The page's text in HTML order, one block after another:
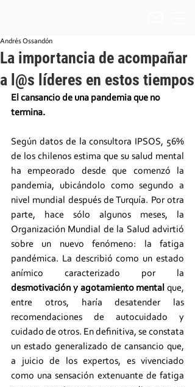
La importancia de acompañar
a l@s líderes en estos tiempos
Andrés Ossandón
El cansancio de una pandemia que no
termina.
Según datos de la consultora IPSOS, 56%
de los chilenos estima que su salud mental
ha empeorado desde que comenzó la
pandemia, ubicándolo como segundo a
nivel mundial después de Turquía. Por otra
parte, hace sólo algunos meses, la
Organización Mundial de la Salud advirtió
sobre un nuevo fenómeno: la fatiga
pandémica. La describió como un estado
desmotivación y agotamiento mental que,
entre otros, haría desatender las
recomendaciones de autocuidado y
cuidado de otros. En definitiva, se constata
un estado generalizado de cansancio que,
a juicio de los expertos, es vivenciado
como una sensación extenuante de fatiga